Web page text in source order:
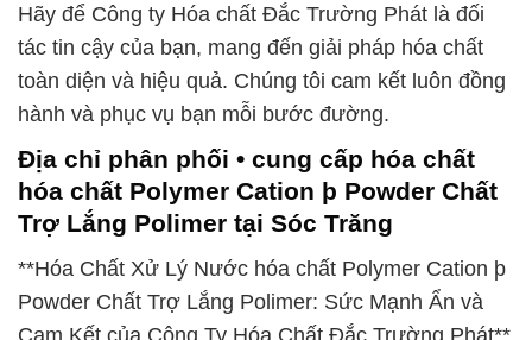
Hãy để Công ty Hóa chất Đắc Trường Phát là đối
tác tin cậy của bạn, mang đến giải pháp hóa chất
toàn diện và hiệu quả. Chúng tôi cam kết luôn đồng
hành và phục vụ bạn mỗi bước đường.
Địa chỉ phân phối • cung cấp hóa chất
hóa chất Polymer Cation þ Powder Chất
Trợ Lắng Polimer tại Sóc Trăng
**Hóa Chất Xử Lý Nước hóa chất Polymer Cation þ
Powder Chất Trợ Lắng Polimer: Sức Mạnh Ẩn và
Cam Kết của Công Ty Hóa Chất Đắc Trường Phát**